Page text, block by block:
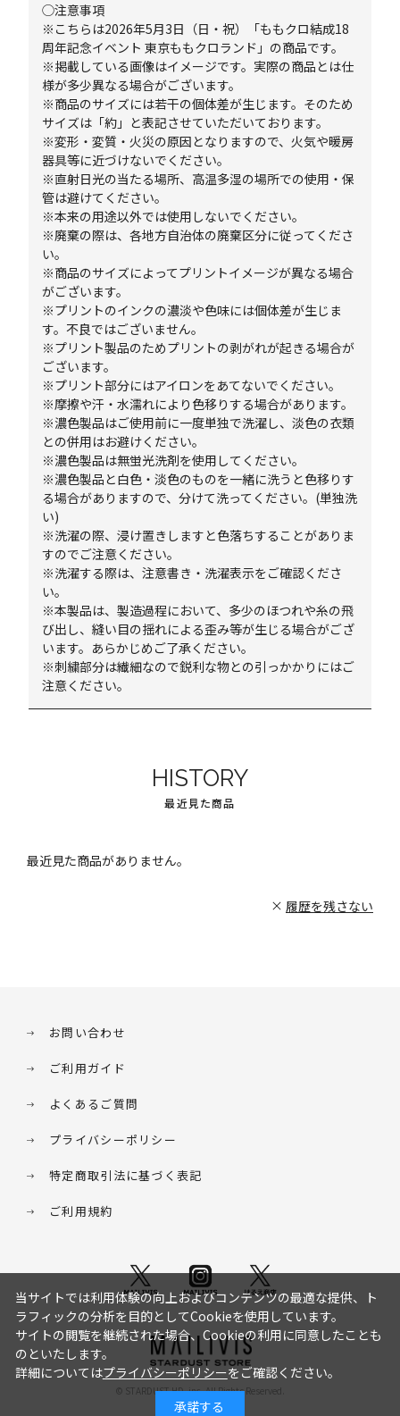
◯注意事項
※こちらは2026年5月3日（日・祝）「ももクロ結成18
周年記念イベント 東京ももクロランド」の商品です。
※掲載している画像はイメージです。実際の商品とは仕
様が多少異なる場合がございます。
※商品のサイズには若干の個体差が生じます。そのため
サイズは「約」と表記させていただいております。
※変形・変質・火災の原因となりますので、火気や暖房
器具等に近づけないでください。
※直射日光の当たる場所、高温多湿の場所での使用・保
管は避けてください。
※本来の用途以外では使用しないでください。
※廃棄の際は、各地方自治体の廃棄区分に従ってくださ
い。
※商品のサイズによってプリントイメージが異なる場合
がございます。
※プリントのインクの濃淡や色味には個体差が生じま
す。不良ではございません。
※プリント製品のためプリントの剥がれが起きる場合が
ございます。
※プリント部分にはアイロンをあてないでください。
※摩擦や汗・水濡れにより色移りする場合があります。
※濃色製品はご使用前に一度単独で洗濯し、淡色の衣類
との併用はお避けください。
※濃色製品は無蛍光洗剤を使用してください。
※濃色製品と白色・淡色のものを一緒に洗うと色移りす
る場合がありますので、分けて洗ってください。(単独洗
い)
※洗濯の際、浸け置きしますと色落ちすることがありま
すのでご注意ください。
※洗濯する際は、注意書き・洗濯表示をご確認くださ
い。
※本製品は、製造過程において、多少のほつれや糸の飛
び出し、縫い目の揺れによる歪み等が生じる場合がござ
います。あらかじめご了承ください。
※刺繍部分は繊細なので鋭利な物との引っかかりにはご
注意ください。
HISTORY
最近見た商品
最近見た商品がありません。
履歴を残さない
お問い合わせ
ご利用ガイド
よくあるご質問
プライバシーポリシー
特定商取引法に基づく表記
ご利用規約
© STARDUST HD. inc. All Rights Reserved.
当サイトでは利用体験の向上およびコンテンツの最適な提供、ト
ラフィックの分析を目的としてCookieを使用しています。
サイトの閲覧を継続された場合、Cookieの利用に同意したことも
のといたします。
詳細についてはプライバシーポリシーをご確認ください。
承諾する